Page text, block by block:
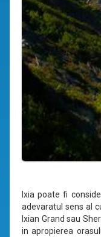
Ixia poate fi
adevaratul sens al
Ixian Grand sau
in apropierea